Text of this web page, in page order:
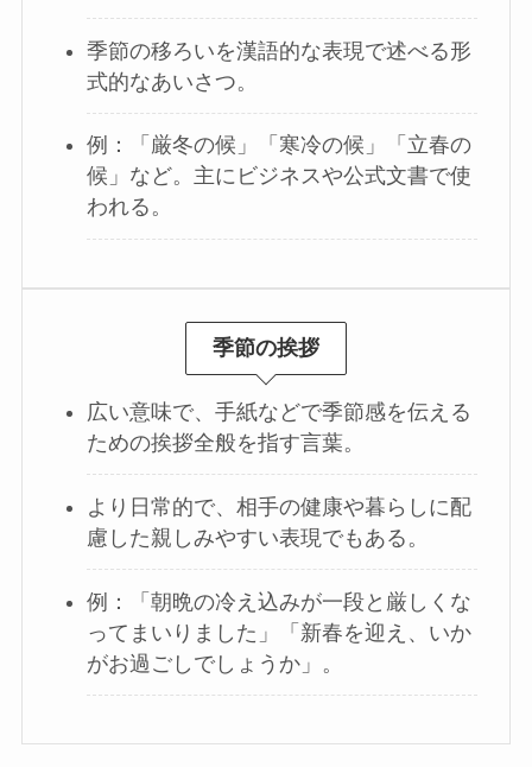
季節の移ろいを漢語的な表現で述べる形
式的なあいさつ。
例：「厳冬の候」「寒冷の候」「立春の
候」など。主にビジネスや公式文書で使
われる。
季節の挨拶
広い意味で、手紙などで季節感を伝える
ための挨拶全般を指す言葉。
より日常的で、相手の健康や暮らしに配
慮した親しみやすい表現でもある。
例：「朝晩の冷え込みが一段と厳しくな
ってまいりました」「新春を迎え、いか
がお過ごしでしょうか」。